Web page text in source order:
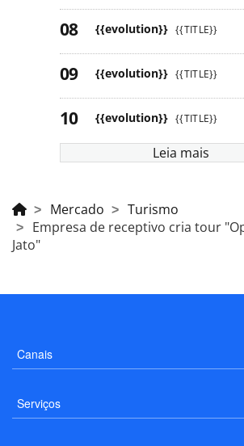
{{evolution}} {{TITLE}}
{{evolution}} {{TITLE}}
{{evolution}} {{TITLE}}
{{evolution}} {{TITLE}}
{{evolution}}
Leia mais
Mercado
Turismo